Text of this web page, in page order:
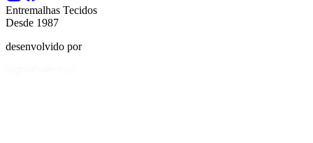
Entremalhas Tecidos
Desde 1987
desenvolvido por